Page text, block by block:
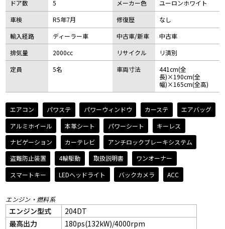
ドア数
5 メーカー色
ユーロンホワイト
車検
R5年7月 修復歴
なし
輸入経路
ディーラー車 中古車/新車
中古車
排気量
2000cc リサイクル
リ済別
定員
5名 車両寸法
441cm(全
長)×190cm(全
幅)×165cm(全高)
エアコン パワステ パワーウィンドウ カーステ
エアバッグ
アルミホイール
本革シート パワーシート
キーレス
ナビゲーション
カーテレビ
アンチロックブレーキシステム
盗難防止装置
4輪駆動 取扱説明書
ワンオーナー
スマートキー
LEDヘッドライト バックカメラ ACC
エンジン・燃料系
エンジン型式
204DT
最高出力
180ps(132kW)/4000rpm